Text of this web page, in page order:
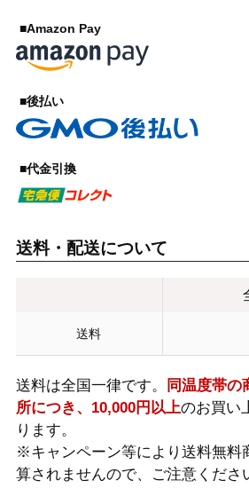
■Amazon Pay
■後払い
■代金引換
送料・配送について
送料
送料は全国一律です。
同温度帯の
所につき、10,000円以上のお買い
ります。
※キャンペーン等により送料無料
算されませんので、ご注意くださ